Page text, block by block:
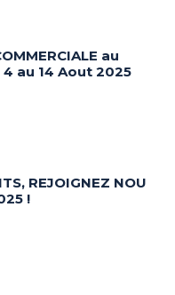
au
au 14 Aout 2025
REJOIGNEZ NOU
!